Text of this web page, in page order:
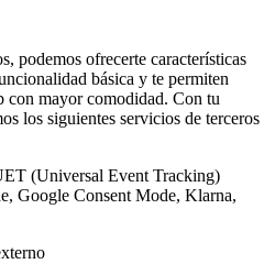
podemos ofrecerte características
básica y te permiten
con mayor comodidad. Con tu
los siguientes servicios de terceros
(Universal Event Tracking)
Google Consent Mode, Klarna,